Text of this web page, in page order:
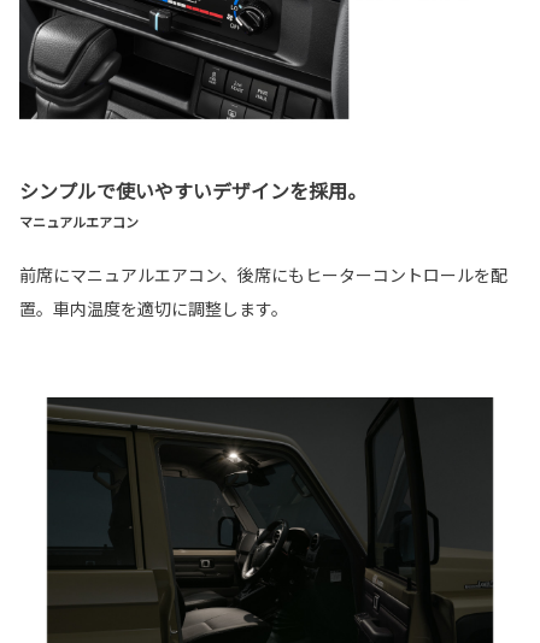
シンプルで使いやすいデザインを採用。
マニュアルエアコン
前席にマニュアルエアコン、後席にもヒーターコントロールを配
置。車内温度を適切に調整します。